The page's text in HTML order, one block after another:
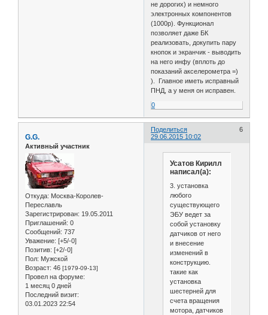
не дорогих) и немного
электронных компонентов
(1000р). Функционал
позволяет даже БК
реализовать, докупить пару
кнопок и экранчик - выводить
на него инфу (вплоть до
показаний акселерометра =)
). Главное иметь исправный
ПНД, а у меня он исправен.
0
Поделиться
6
29.06.2015 10:02
G.G.
Активный участник
Откуда: Москва-Королев-
Переславль
Зарегистрирован: 19.05.2011
Приглашений: 0
Сообщений: 737
Уважение: [+5/-0]
Позитив: [+2/-0]
Пол: Мужской
Возраст: 46 [1979-09-13]
Провел на форуме:
1 месяц 0 дней
Последний визит:
03.01.2023 22:54
Усатов Кирилл
написал(а):
3. установка
любого
существующего
ЭБУ ведет за
собой установку
датчиков от него
и внесение
изменений в
конструкцию.
такие как
установка
шестерней для
счета вращения
мотора, датчиков